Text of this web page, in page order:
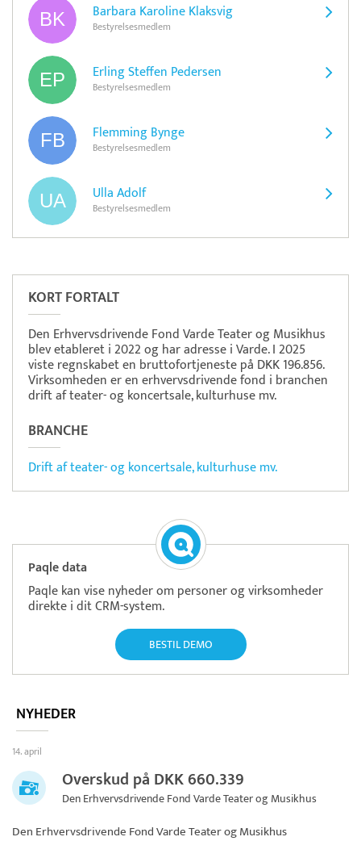
Barbara Karoline Klaksvig
Bestyrelsesmedlem
Erling Steffen Pedersen
Bestyrelsesmedlem
Flemming Bynge
Bestyrelsesmedlem
Ulla Adolf
Bestyrelsesmedlem
KORT FORTALT
Den Erhvervsdrivende Fond Varde Teater og Musikhus
blev etableret i 2022 og har adresse i Varde. I 2025
viste regnskabet en bruttofortjeneste på DKK 196.856.
Virksomheden er en erhvervsdrivende fond i branchen
drift af teater- og koncertsale, kulturhuse mv.
BRANCHE
Drift af teater- og koncertsale, kulturhuse mv.
Paqle data
Paqle kan vise nyheder om personer og virksomheder
direkte i dit CRM-system.
BESTIL DEMO
NYHEDER
14. april
Overskud på DKK 660.339
Den Erhvervsdrivende Fond Varde Teater og Musikhus
Den Erhvervsdrivende Fond Varde Teater og Musikhus